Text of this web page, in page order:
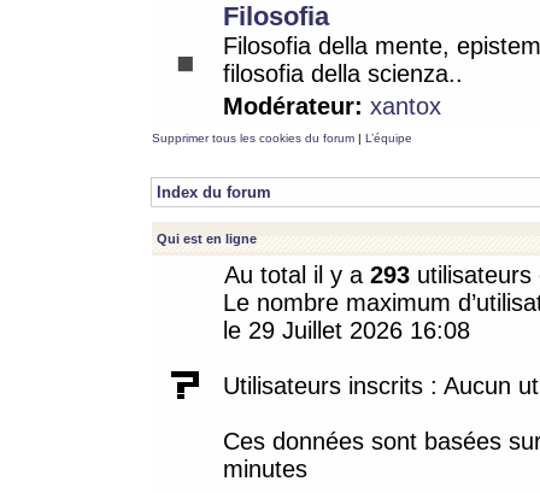
Filosofia
Filosofia della mente,
filosofia della scienza..
Modérateur: xantox
Supprimer tous les cookies du forum | L’équipe
Index du forum
Qui est en ligne
Au total il y a 293
Le nombre maximum
le 29 Juillet 2026 16:08
Utilisateurs inscrits : Aucun
Ces données sont basées
minutes